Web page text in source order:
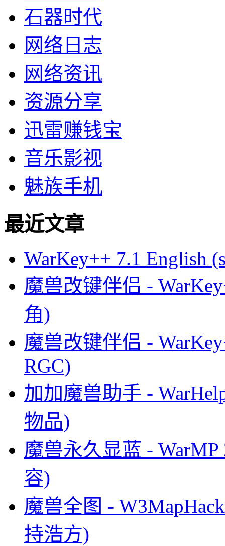
石器时代
网络日志
网络资讯
资源分享
迅雷赚钱宝
音乐影视
魅族手机
最近文章
WarKey++ 7.1 English
魔兽改键伴侣 -
角)
魔兽改键伴侣 -
RGC)
加加魔兽助手 -
物品)
魔兽永久显蓝 -
容)
魔兽全图 -
持浩方)